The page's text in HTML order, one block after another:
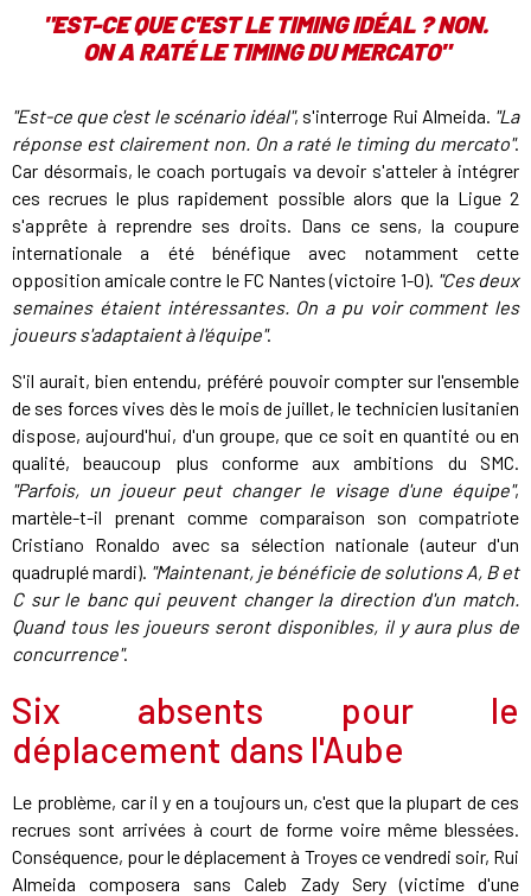
"EST-CE QUE C'EST LE TIMING IDÉAL ? NON.
ON A RATÉ LE TIMING DU MERCATO"
"Est-ce que c'est le scénario idéal", s'interroge Rui Almeida. "La
réponse est clairement non. On a raté le timing du mercato".
Car désormais, le coach portugais va devoir s'atteler à intégrer
ces recrues le plus rapidement possible alors que la Ligue 2
s'apprête à reprendre ses droits. Dans ce sens, la coupure
internationale a été bénéfique avec notamment cette
opposition amicale contre le FC Nantes (victoire 1-0). "Ces deux
semaines étaient intéressantes. On a pu voir comment les
joueurs s'adaptaient à l'équipe".
S'il aurait, bien entendu, préféré pouvoir compter sur l'ensemble
de ses forces vives dès le mois de juillet, le technicien lusitanien
dispose, aujourd'hui, d'un groupe, que ce soit en quantité ou en
qualité, beaucoup plus conforme aux ambitions du SMC.
"Parfois, un joueur peut changer le visage d'une équipe",
martèle-t-il prenant comme comparaison son compatriote
Cristiano Ronaldo avec sa sélection nationale (auteur d'un
quadruplé mardi). "Maintenant, je bénéficie de solutions A, B et
C sur le banc qui peuvent changer la direction d'un match.
Quand tous les joueurs seront disponibles, il y aura plus de
concurrence".
Six absents pour le
déplacement dans l'Aube
Le problème, car il y en a toujours un, c'est que la plupart de ces
recrues sont arrivées à court de forme voire même blessées.
Conséquence, pour le déplacement à Troyes ce vendredi soir, Rui
Almeida composera sans Caleb Zady Sery (victime d'une